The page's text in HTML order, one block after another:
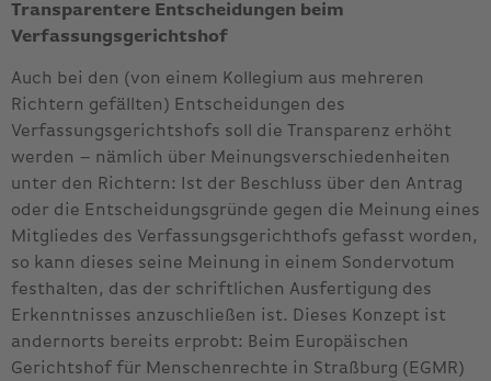
Transparentere Entscheidungen beim
Verfassungsgerichtshof
Auch bei den (von einem Kollegium aus mehreren
Richtern gefällten) Entscheidungen des
Verfassungsgerichtshofs soll die Transparenz erhöht
werden – nämlich über Meinungsverschiedenheiten
unter den Richtern: Ist der Beschluss über den Antrag
oder die Entscheidungsgründe gegen die Meinung eines
Mitgliedes des Verfassungsgerichthofs gefasst worden,
so kann dieses seine Meinung in einem Sondervotum
festhalten, das der schriftlichen Ausfertigung des
Erkenntnisses anzuschließen ist. Dieses Konzept ist
andernorts bereits erprobt: Beim Europäischen
Gerichtshof für Menschenrechte in Straßburg (EGMR)